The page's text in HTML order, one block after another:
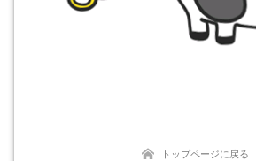
トップページに戻る